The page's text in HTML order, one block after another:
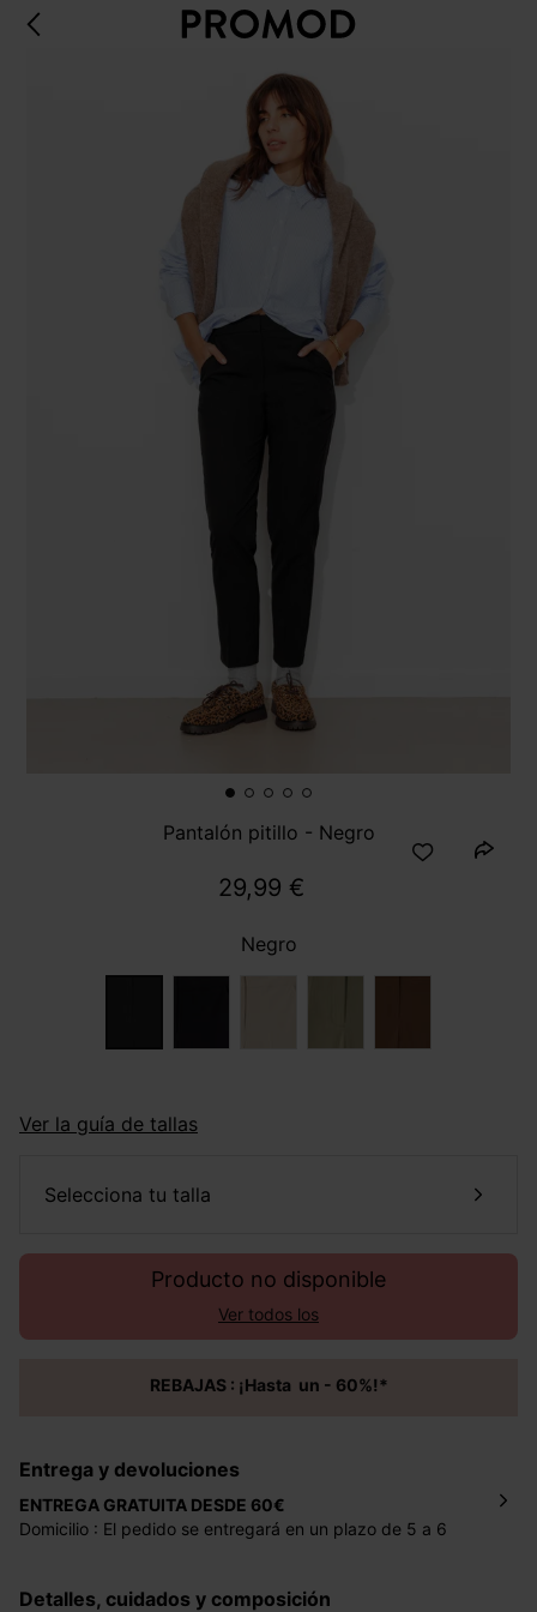
Pantalón pitillo - Negro
29,99 €
Negro
Ver la guía de tallas
selecciona tu talla
Producto no disponible
Ver todos los
REBAJAS : ¡Hasta un - 60%!*
Entrega y devoluciones
ENTREGA GRATUITA DESDE 60€
Domicilio : El pedido se entregará en un plazo de 5 a 6
Mondial Relay : El pedido se entregará en un plazo de 5
Detalles, cuidados y composición